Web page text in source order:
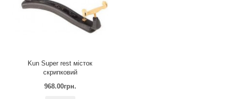
Kun Super rest місток
скрипковий
968.00грн.